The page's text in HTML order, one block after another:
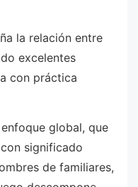
la relación entre
excelentes
con práctica
global, que
significado
de familiares,